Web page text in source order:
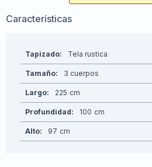
Características
Tapizado Tela rustica
Tamaño 3 cuerpos
Largo 225
Profundidad 100
Alto 97